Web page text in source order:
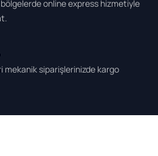
online express hizmetiyle
mekanik siparişlerinizde kargo